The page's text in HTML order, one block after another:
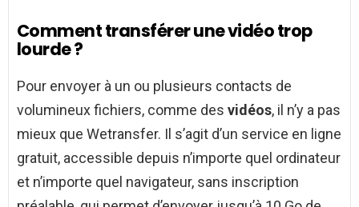
Comment transférer une vidéo trop
lourde ?
Pour envoyer à un ou plusieurs contacts de
volumineux fichiers, comme des vidéos, il n’y a pas
mieux que Wetransfer. Il s’agit d’un service en ligne
gratuit, accessible depuis n’importe quel ordinateur
et n’importe quel navigateur, sans inscription